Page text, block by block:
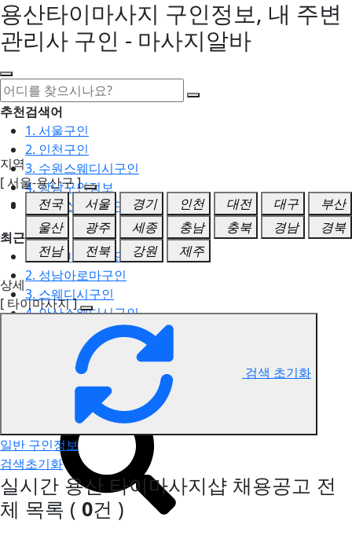
용산타이마사지 구인정보, 내 주변
관리사 구인 - 마사지알바
추천검색어
1. 서울구인
2. 인천구인
3. 수원스웨디시구인
4. 강남구인정보
5. 동탄스웨디시구인
최근검색어
1. 일산마사지구인
2. 성남아로마구인
3. 스웨디시구인
4. 안산스웨디시구인
5. 아로마구인
용산 타이마사지 구인정보
지역
[ 서울-용산구 ]
전국
서울 경기 인천 대전 대구
부산
울산
광주 세종 충남 충북 경남
경북
전남
전북 강원
제주
상세
[ 타이마사지 ]
검색 초기화
일반 구인정보
검색초기화
실시간 용산 타이마사지샵 채용공고 전
체 목록 ( 0건 )